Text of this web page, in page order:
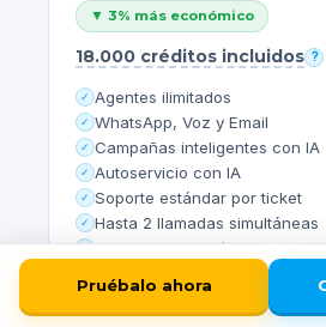
▼ 3% más económico
18.000 créditos incluidos ?
✓ Agentes ilimitados
✓ WhatsApp, Voz y Email
✓ Campañas inteligentes con IA
✓ Autoservicio con IA
✓ Soporte estándar por ticket
✓ Hasta 2 llamadas simultáneas
✓ Costo de telefonía incluido
Comenzar
Pruébalo ahora